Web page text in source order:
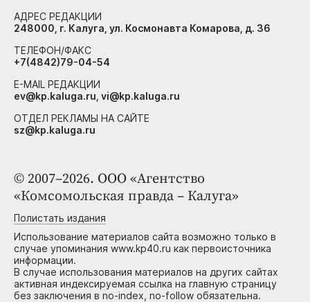
© 2007–2026. ООО «Агентство
«Комсомольская правда – Калуга»
Полистать издания
Использование материалов сайта возможно только в
случае упоминания www.kp40.ru как первоисточника
информации.
В случае использования материалов на других сайтах
активная индексируемая ссылка на главную страницу
без заключения в no-index, no-follow обязательна.
АДРЕС РЕДАКЦИИ
248000, г. Калуга, ул. Космонавта Комарова, д. 36
ТЕЛЕФОН/ФАКС
+7(4842)79-04-54
E-MAIL РЕДАКЦИИ
ev@kp.kaluga.ru, vi@kp.kaluga.ru
ОТДЕЛ РЕКЛАМЫ НА САЙТЕ
sz@kp.kaluga.ru